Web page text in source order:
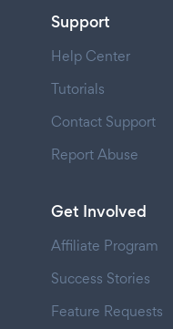
Support
Help Center
Tutorials
Contact Support
Report Abuse
Get Involved
Affiliate Program
Success Stories
Feature Requests